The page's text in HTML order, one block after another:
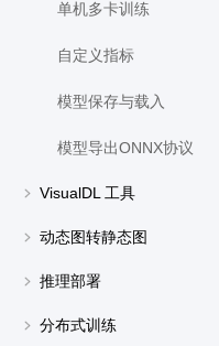
单机多卡训练
自定义指标
模型保存与载入
模型导出ONNX协议
VisualDL 工具
动态图转静态图
推理部署
分布式训练